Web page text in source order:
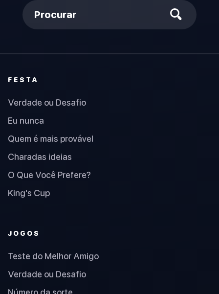
Procurar
FESTA
Verdade ou Desafio
Eu nunca
Quem é mais provável
Charadas ideias
O Que Você Prefere?
King's Cup
JOGOS
Teste do Melhor Amigo
Verdade ou Desafio